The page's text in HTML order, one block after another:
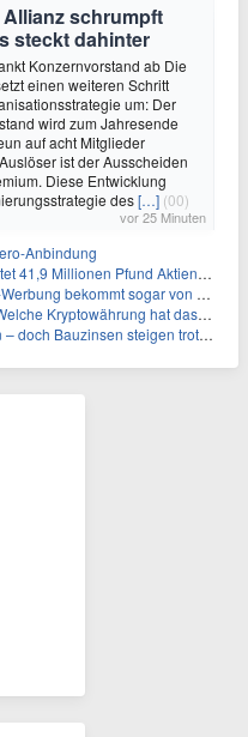
schrumpft
steckt dahinter
Konzernvorstand ab Die
einen weiteren Schritt
um: Der
wird zum Jahresende
auf acht Mitglieder
ist der Ausscheiden
Diese Entwicklung
des[…] (00)
vor 25 Minuten
Anbindung
Pfund Aktienrückkauf – was Anleger wissen müssen
bekommt sogar von der Konkurrenz Lob
hat das größte Potenzial im nächsten Bullenmarkt?
trotzdem: Das Nahost-Problem für Immobilienkäufer